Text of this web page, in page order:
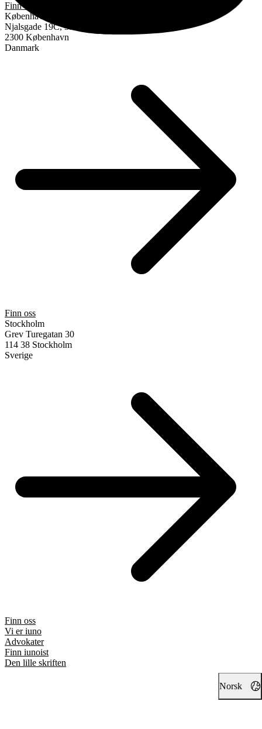
Finn oss
København
Njalsgade 19C, 3. sal
2300 København
Danmark
Finn oss
Stockholm
Grev Turegatan 30
114 38 Stockholm
Sverige
Finn oss
Vi er iuno
Advokater
Finn iunoist
Den lille skriften
Norsk